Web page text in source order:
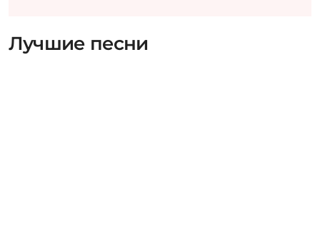
Лучшие песни